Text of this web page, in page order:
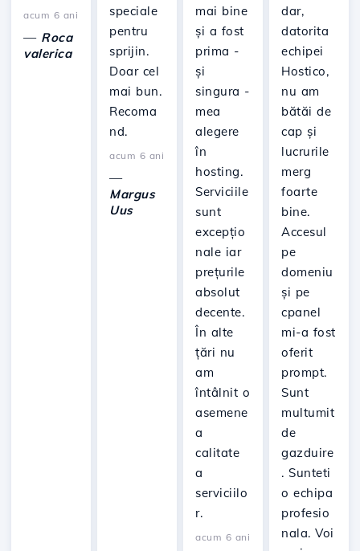
acum 6 ani
— Roca
valerica
speciale
pentru
sprijin.
Doar cel
mai bun.
Recoma
nd.
acum 6 ani
—
Margus
Uus
mai bine
și a fost
prima -
și
singura -
mea
alegere
în
hosting.
Serviciile
sunt
excepțio
nale iar
prețurile
absolut
decente.
În alte
țări nu
am
întâlnit o
asemene
a
calitate
a
serviciilo
r.
acum 6 ani
dar,
datorita
echipei
Hostico,
nu am
bătăi de
cap și
lucrurile
merg
foarte
bine.
Accesul
pe
domeniu
și pe
cpanel
mi-a fost
oferit
prompt.
Sunt
multumit
de
gazduire
. Sunteti
o echipa
profesio
nala. Voi